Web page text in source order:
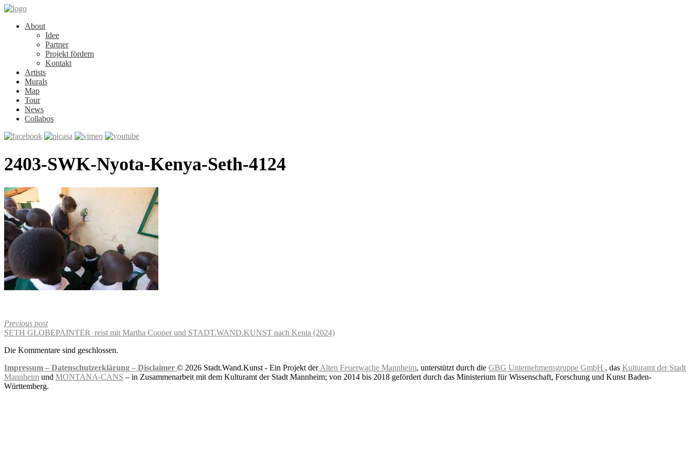
About
Idee
Partner
Projekt fördern
Kontakt
Artists
Murals
Map
Tour
News
Collabos
2403-SWK-Nyota-Kenya-Seth-4124
Previous post
SETH GLOBEPAINTER reist mit Martha Cooper und STADT.WAND.KUNST nach Kenia (2024)
Die Kommentare sind geschlossen.
Impressum – Datenschutzerklärung – Disclaimer © 2026 Stadt.Wand.Kunst - Ein Projekt derAlten Feuerwache Mannheim, unterstützt durch die GBG Unternehmensgruppe GmbH , das Kulturamt der Stadt
Mannheim und MONTANA-CANS – in Zusammenarbeit mit dem Kulturamt der Stadt Mannheim; von 2014 bis 2018 gefördert durch das Ministerium für Wissenschaft, Forschung und Kunst Baden-
Württemberg.